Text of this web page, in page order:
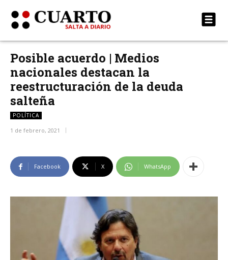
Posible acuerdo | Medios
nacionales destacan la
reestructuración de la deuda
salteña
POLÍTICA
1 de febrero, 2021
Facebook X WhatsApp